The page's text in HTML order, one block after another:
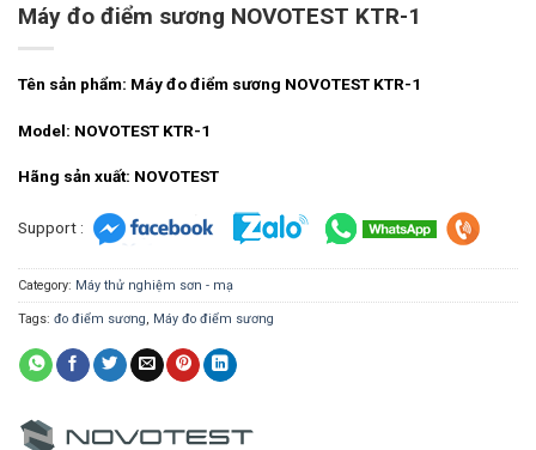
Máy đo điểm sương NOVOTEST KTR-1
Tên sản phẩm: Máy đo điểm sương NOVOTEST KTR-1
Model: NOVOTEST KTR-1
Hãng sản xuất: NOVOTEST
Support :
Category: Máy thử nghiệm sơn - mạ
Tags: đo điểm sương, Máy đo điểm sương